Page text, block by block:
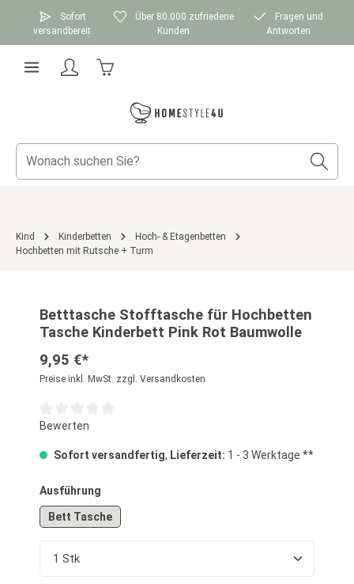
Zum Hauptinhalt springen
Sofort
versandbereit
Über 80.000 zufriedene
Kunden
Fragen und
Antworten
Kind Kinderbetten
Hoch- & Etagenbetten
Hochbetten mit Rutsche + Turm
Betttasche Stofftasche für Hochbetten
Tasche Kinderbett Pink Rot Baumwolle
9,95 €*
Preise inkl. MwSt. zzgl. Versandkosten
Durchschnittliche Bewertung von 0 von 5 Sternen
Bewerten
Sofort versandfertig, Lieferzeit: 1 - 3 Werktage **
Ausführung
Bett Tasche
Produkt Anzahl: Gib den gewünschten Wert